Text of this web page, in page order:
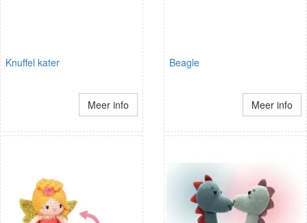
Knuffel kater
Meer info
Beagle
Meer info